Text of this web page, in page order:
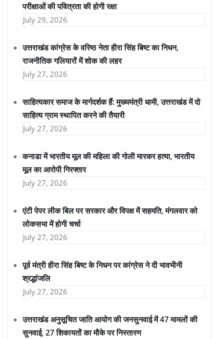
परीक्षाओं की पवित्रता की होगी रक्षा
July 29, 2026
उत्तराखंड कांग्रेस के वरिष्ठ नेता हीरा सिंह बिष्ट का निधन,
राजनीतिक गलियारों में शोक की लहर
July 27, 2026
साहित्यकार समाज के मार्गदर्शक हैं: मुख्यमंत्री धामी, उत्तराखंड में दो
साहित्य ग्राम स्थापित करने की तैयारी
July 27, 2026
कनाडा में भारतीय मूल की महिला की गोली मारकर हत्या, भारतीय
मूल का आरोपी गिरफ्तार
July 27, 2026
एंटी पेपर लीक बिल पर सरकार और विपक्ष में सहमति, मंगलवार को
लोकसभा में होगी चर्चा
July 27, 2026
पूर्व मंत्री हीरा सिंह बिष्ट के निधन पर कांग्रेस ने दी भावभीनी
श्रद्धांजलि
July 27, 2026
उत्तराखंड अनुसूचित जाति आयोग की जनसुनवाई में 47 मामलों की
सुनवाई, 27 शिकायतों का मौके पर निस्तारण